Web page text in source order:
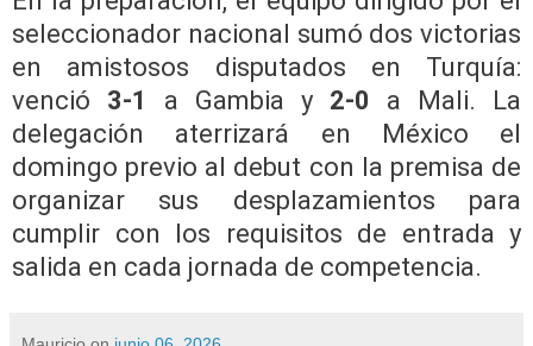
seleccionador nacional sumó dos victorias
en amistosos disputados en Turquía:
venció 3-1 a Gambia y 2-0 a Mali. La
delegación aterrizará en México el
domingo previo al debut con la premisa de
organizar sus desplazamientos para
cumplir con los requisitos de entrada y
salida en cada jornada de competencia.